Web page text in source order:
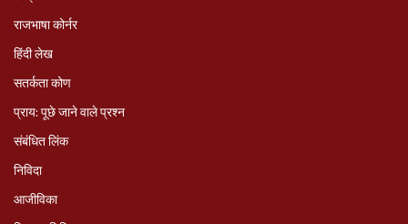
राजभाषा कोर्नर
हिंदी लेख
सतर्कता कोण
प्राय: पूछे जाने वाले प्रश्‍न
संबंधित लिंक
निविदा
आजीविका